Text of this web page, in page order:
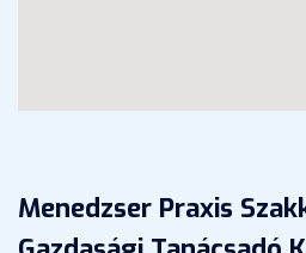
Menedzser Praxis